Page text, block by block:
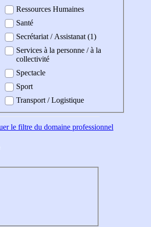
Ressources Humaines
Santé
Secrétariat / Assistanat (1)
Services à la personne / à la
collectivité
Spectacle
Sport
Transport / Logistique
le filtre du domaine professionnel